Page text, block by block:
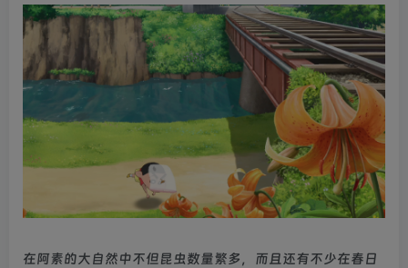
在阿素的大自然中不但昆虫数量繁多，而且还有不少在春日